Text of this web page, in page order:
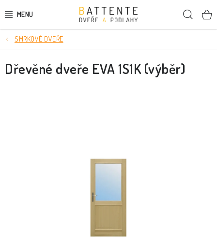
na
DVEŘE
SMRKOVÉ DVEŘE
SMRKOVÉ DVEŘE
Dřevěné dveře EVA 1S1K (výběr)